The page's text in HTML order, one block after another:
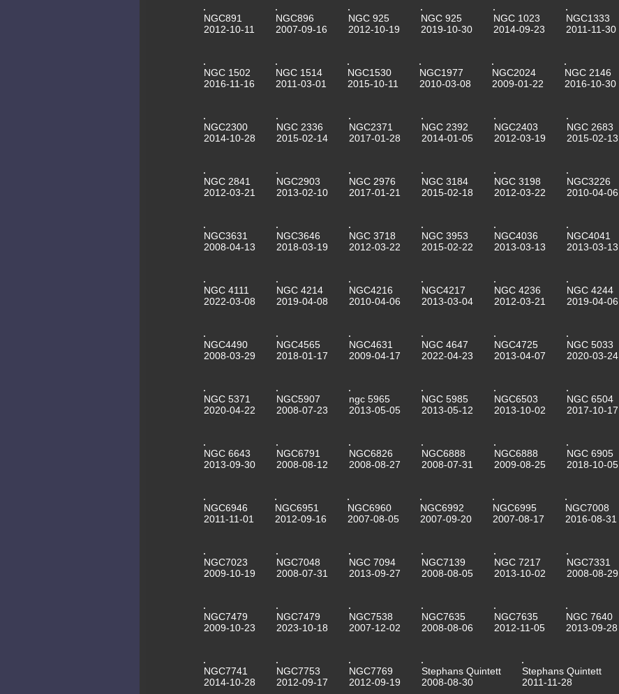
NGC891
2012-10-11
NGC896
2007-09-16
NGC 925
2012-10-19
NGC 925
2019-10-30
NGC 1023
2014-09-23
NGC1333
2011-11-30
NGC 1502
2016-11-16
NGC 1514
2011-03-01
NGC1530
2015-10-11
NGC1977
2010-03-08
NGC2024
2009-01-22
NGC 2146
2016-10-30
NGC2300
2014-10-28
NGC 2336
2015-02-14
NGC2371
2017-01-28
NGC 2392
2014-01-05
NGC2403
2012-03-19
NGC 2683
2015-02-13
NGC 2841
2012-03-21
NGC2903
2013-02-10
NGC 2976
2017-01-21
NGC 3184
2015-02-18
NGC 3198
2012-03-22
NGC3226
2010-04-06
NGC3631
2008-04-13
NGC3646
2018-03-19
NGC 3718
2012-03-22
NGC 3953
2015-02-22
NGC4036
2013-03-13
NGC4041
2013-03-13
NGC 4111
2022-03-08
NGC 4214
2019-04-08
NGC4216
2010-04-06
NGC4217
2013-03-04
NGC 4236
2012-03-21
NGC 4244
2019-04-06
NGC4490
2008-03-29
NGC4565
2018-01-17
NGC4631
2009-04-17
NGC 4647
2022-04-23
NGC4725
2013-04-07
NGC 5033
2020-03-24
NGC 5371
2020-04-22
NGC5907
2008-07-23
ngc 5965
2013-05-05
NGC 5985
2013-05-12
NGC6503
2013-10-02
NGC 6504
2017-10-17
NGC 6643
2013-09-30
NGC6791
2008-08-12
NGC6826
2008-08-27
NGC6888
2008-07-31
NGC6888
2009-08-25
NGC 6905
2018-10-05
NGC6946
2011-11-01
NGC6951
2012-09-16
NGC6960
2007-08-05
NGC6992
2007-09-20
NGC6995
2007-08-17
NGC7008
2016-08-31
NGC7023
2009-10-19
NGC7048
2008-07-31
NGC 7094
2013-09-27
NGC7139
2008-08-05
NGC 7217
2013-10-02
NGC7331
2008-08-29
NGC7479
2009-10-23
NGC7479
2023-10-18
NGC7538
2007-12-02
NGC7635
2008-08-06
NGC7635
2012-11-05
NGC 7640
2013-09-28
NGC7741
2014-10-28
NGC7753
2012-09-17
NGC7769
2012-09-19
Stephans Quintett
2008-08-30
Stephans Quintett
2011-11-28